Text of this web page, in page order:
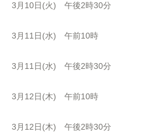
3月10日(火) 午後2時30分
3月11日(水) 午前10時
3月11日(水) 午後2時30分
3月12日(木) 午前10時
3月12日(木) 午後2時30分